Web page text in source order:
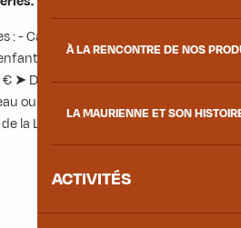
À LA RENCONTRE DE NOS
LA MAURIENNE ET SON
ACTIVITÉS
: - Carte annuelle : 130 € ➤ Tarif
de moins de 12 ans -
€ ➤ Disponible sur place auprès
ou aux points de vente : Tabac
la Lauzière, 73220 Epierre, tel: